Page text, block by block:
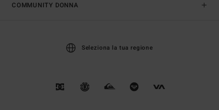
COMMUNITY DONNA
Seleziona la tua regione